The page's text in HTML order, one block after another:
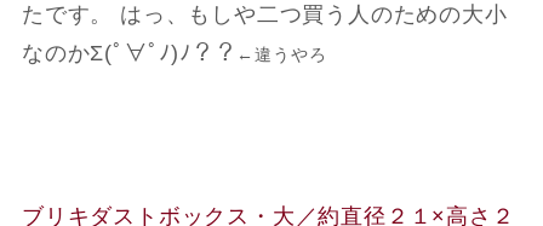
たです。 はっ、もしや二つ買う人のための大小
なのかΣ(ﾟ∀ﾟﾉ)ﾉ？？ ←違うやろ
ブリキダストボックス・大／約直径２１×高さ２